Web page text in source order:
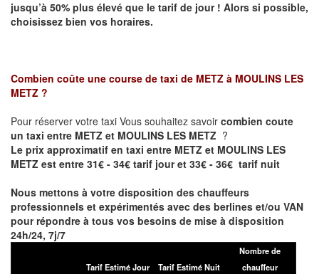
jusqu’à 50% plus élevé que le tarif de jour ! Alors si possible,
choisissez bien vos horaires.
Combien coûte une course de taxi de METZ à MOULINS LES
METZ ?
Pour réserver votre taxi Vous souhaitez savoir combien coute
un taxi entre METZ et MOULINS LES METZ ?
Le prix approximatif en taxi entre METZ et MOULINS LES
METZ est entre 31€ - 34€ tarif jour et 33€ - 36€ tarif nuit
Nous mettons à votre disposition des chauffeurs
professionnels et expérimentés avec des berlines et/ou VAN
pour répondre à tous vos besoins de mise à disposition
24h/24, 7j/7
Tarif Estimé Jour Tarif Estimé Nuit
Nombre de
chauffeur